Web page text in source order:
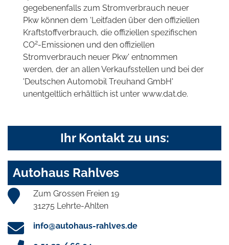
gegebenenfalls zum Stromverbrauch neuer
Pkw können dem 'Leitfaden über den offiziellen
Kraftstoffverbrauch, die offiziellen spezifischen
CO2-Emissionen und den offiziellen
Stromverbrauch neuer Pkw' entnommen
werden, der an allen Verkaufsstellen und bei der
'Deutschen Automobil Treuhand GmbH'
unentgeltlich erhältlich ist unter www.dat.de.
Ihr Kontakt zu uns:
Autohaus Rahlves
Zum Grossen Freien 19
31275 Lehrte-Ahlten
info@autohaus-rahlves.de